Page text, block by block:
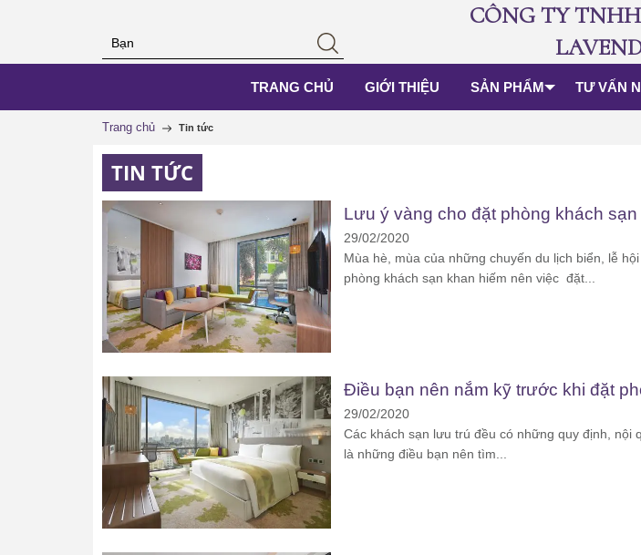
CÔNG TY
TRANG CHỦ GIỚI THIỆU SẢN PHẨM TƯ VẤN
Trang chủ Tin tức
TIN TỨC
Lưu ý vàng cho đặt phòng khách sạn
29/02/2020
Mùa hè, mùa của những chuyến du lịch biển, lễ
phòng khách sạn khan hiếm nên việc đặt...
Điều bạn nên nắm kỹ trước khi đặt
29/02/2020
Các khách sạn lưu trú đều có những quy định, nội
là những điều bạn nên tìm...